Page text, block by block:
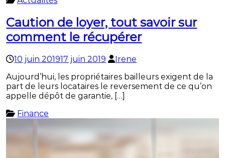
Caution de loyer, tout savoir sur
comment le récupérer
10 juin 201917 juin 2019
Irene
Aujourd’hui, les propriétaires bailleurs exigent de la
part de leurs locataires le reversement de ce qu’on
appelle dépôt de garantie, […]
Finance